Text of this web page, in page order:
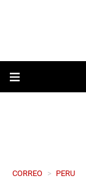
CORREO > PERU